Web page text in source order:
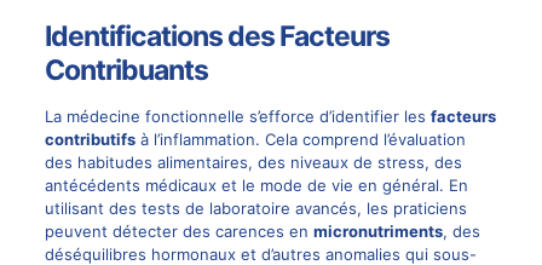
Identifications des Facteurs
Contribuants
La médecine fonctionnelle s’efforce d’identifier les facteurs
contributifsà l’inflammation. Cela comprend l’évaluation
des habitudes alimentaires, des niveaux de stress, des
antécédents médicaux et le mode de vie en général. En
utilisant des tests de laboratoire avancés, les praticiens
peuvent détecter des carences en micronutriments, des
déséquilibres hormonaux et d’autres anomalies qui sous-